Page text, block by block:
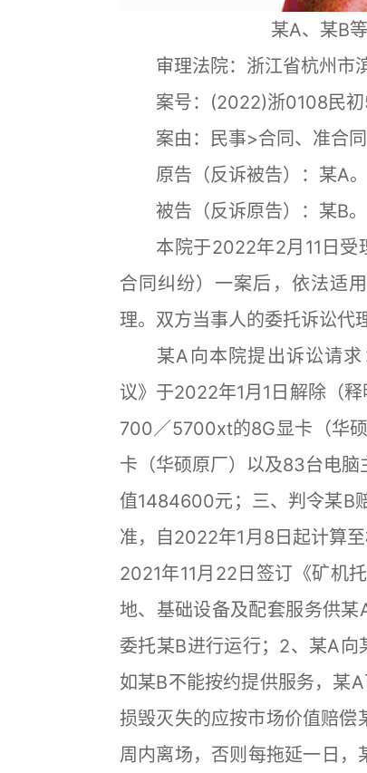
某A、某B
审理法院：浙江省杭州市
案号：(2022)浙0108
案由：民事>合同、准合同
原告（反诉被告）：某A。
被告（反诉原告）：某B。
本院于2022年2月11日受
合同纠纷）一案后，依法适
理。双方当事人的委托诉讼代
某A向本院提出诉讼请求
议》于2022年1月1日解除（
700／5700xt的8G显卡（华
卡（华硕原厂）以及83台电
值1484600元；三、判令某B
准，自2022年1月8日起计算
2021年11月22日签订《矿机
地、基础设备及配套服务供
委托某B进行运行；2、某A向
如某B不能按约提供服务，某
损毁灭失的应按市场价值赔
周内离场，否则每拖延一日